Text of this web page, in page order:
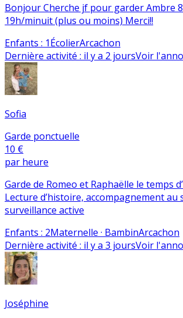
Bonjour Cherche jf pour garder Ambre
19h/minuit (plus ou moins) Merci!!
Enfants : 1ÉcolierArcachon
Dernière activité : il y a 2 joursVoir
Sofia
Garde ponctuelle
10 €
par heure
Garde de Romeo et Raphaëlle le temps
Lecture d’histoire, accompagnement au
surveillance active
Enfants : 2Maternelle · BambinArcachon
Dernière activité : il y a 3 joursVoir
Joséphine